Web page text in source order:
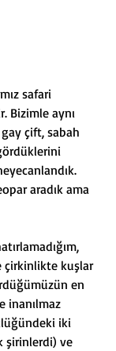
safari
Bizimle aynı
çift, sabah
aradık ama
çirkinlikte kuşlar
en
inanılmaz
iki
şirinlerdi) ve